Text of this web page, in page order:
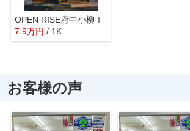
OPEN RISE府中小柳Ⅰ
7.9万円 / 1K
お客様の声